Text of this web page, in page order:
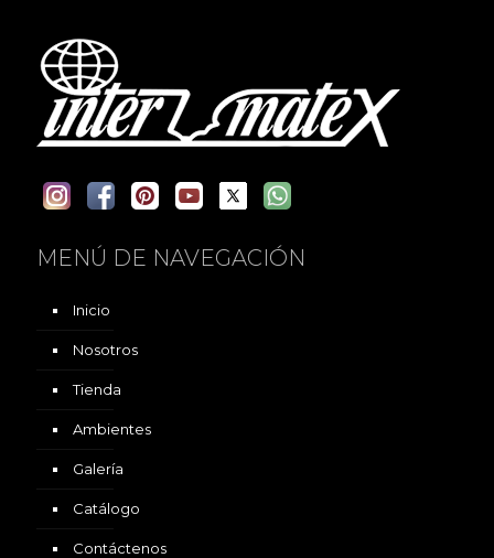
MENÚ DE NAVEGACIÓN
Inicio
Nosotros
Tienda
Ambientes
Galería
Catálogo
Contáctenos